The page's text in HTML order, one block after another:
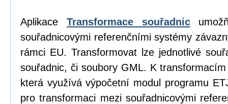
Aplikace Transformace souřadnic
souřadnicovými referenčními systémy
rámci EU. Transformovat lze jednotlivé
souřadnic, či soubory GML. K
která využívá výpočetní modul programu
pro transformaci mezi souřadnicovými